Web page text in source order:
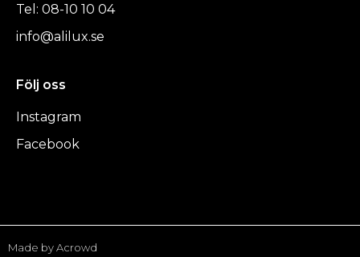
Tel: 08-10 10 04
info@alilux.se
Följ oss
Instagram
Facebook
Made by Acrowd